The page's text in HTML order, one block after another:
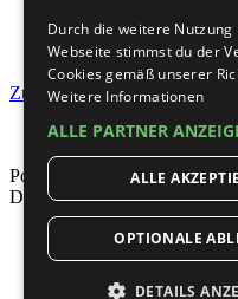
40
Nächste
Zur erweiterten Suche
Powered by phpBB ® Forum
Deutsche Übersetzung durch
Durch die weitere Nutzung
Webseite stimmst du der
Cookies gemäß unserer
Weitere Informationen
ALLE PARTNER
ALLE
OPTIONALE
DETAILS